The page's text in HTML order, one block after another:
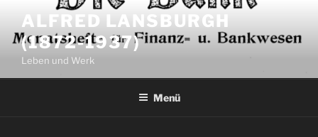
Inhalt
springen
ALFRED LANSBURGH
(1872-1937)
Leben und Werk
Menü